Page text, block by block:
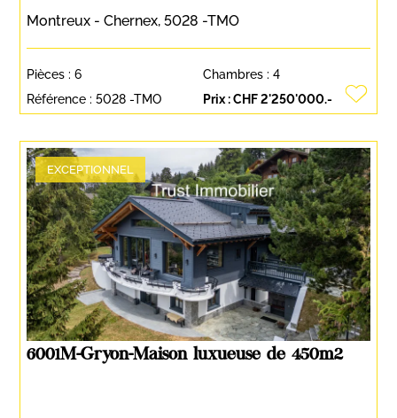
Montreux - Chernex, 5028 -TMO
Prix :CHF 2'250'000.-
Pièces :6 Chambres : 4
Référence :5028 -TMO
EXCEPTIONNEL
6001M-Gryon-Maison luxueuse de 450m2